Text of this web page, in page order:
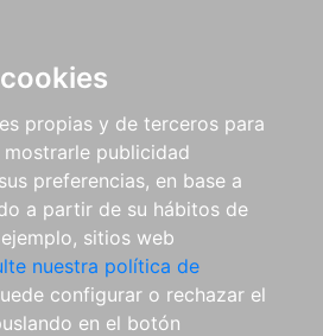
propias y de terceros para
publicidad
preferencias, en base a
a partir de su hábitos de
sitios web
nuestra política de
configurar o rechazar el
en el botón